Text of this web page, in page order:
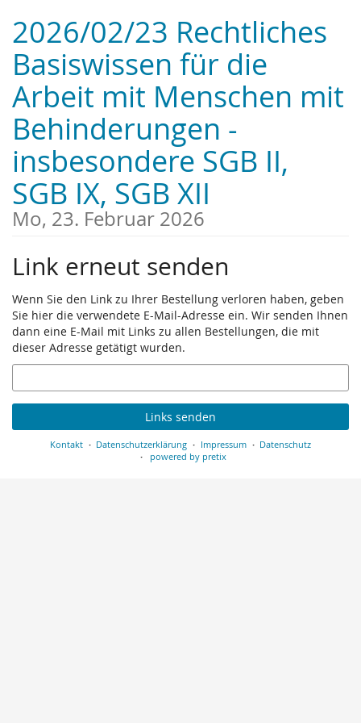
Haupt-
Inhalt
springen
2026/02/23 Rechtliches
Basiswissen für die
Arbeit mit Menschen mit
Behinderungen -
insbesondere SGB II,
SGB IX, SGB XII
Mo, 23. Februar 2026
Link erneut senden
Wenn Sie den Link zu Ihrer Bestellung verloren haben, geben
Sie hier die verwendete E-Mail-Adresse ein. Wir senden Ihnen
dann eine E-Mail mit Links zu allen Bestellungen, die mit
dieser Adresse getätigt wurden.
E-
Mail
Links senden
Kontakt Datenschutzerklärung Impressum
Datenschutz
powered by pretix